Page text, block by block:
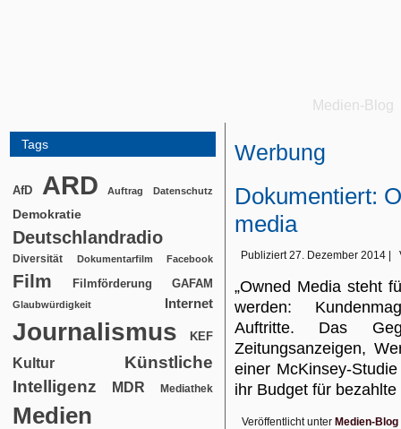
Medien-Blog
Tags
AfD ARD Auftrag Datenschutz
Demokratie
Deutschlandradio
Diversität Dokumentarfilm Facebook
Film Filmförderung GAFAM
Glaubwürdigkeit Internet
Journalismus KEF
Kultur
Künstliche
Intelligenz
MDR Mediathek
Medien
Werbung
Dokumentiert:
media
Publiziert 27. Dezember 2014
„Owned Media steht
werden:
Auftritte. Das
Zeitungsanzeigen,
einer McKinsey-
ihr Budget für
Veröffentlicht unter Medien-Blog